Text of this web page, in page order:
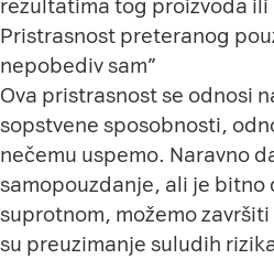
rezultatima tog proizvoda ili
Pristrasnost preteranog
nepobediv sam”
Ova pristrasnost se odnosi
sopstvene sposobnosti,
nečemu uspemo. Naravno
samopouzdanje, ali je bitno
suprotnom, možemo
su preuzimanje suludih